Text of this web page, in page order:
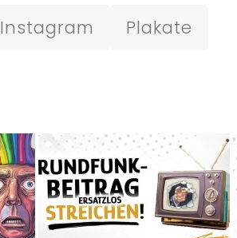
Instagram Plakate